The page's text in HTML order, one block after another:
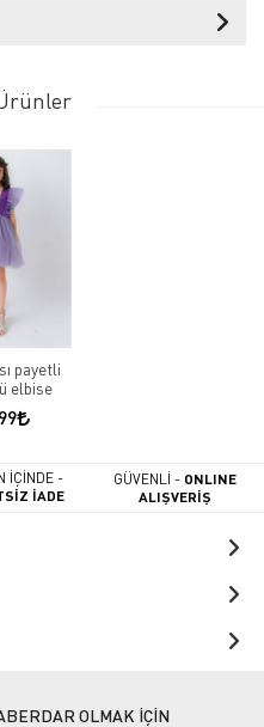
payetli
elbise
İÇİNDE -
İADE
GÜVENLİ - ONLINE
ALIŞVERİŞ
OLMAK İÇİN